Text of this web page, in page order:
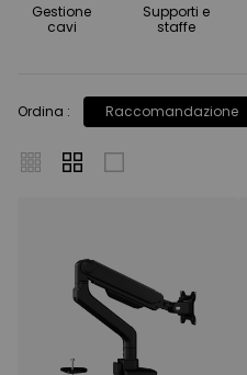
Gestione
cavi
Supporti e
staffe
Ordina : Raccomandazione